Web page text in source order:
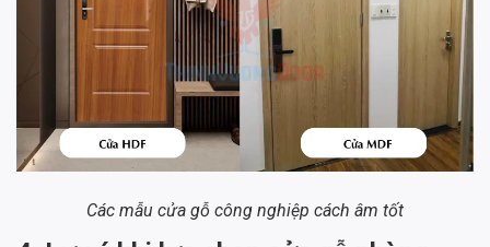
Các mẫu cửa gỗ công nghiệp cách âm tốt